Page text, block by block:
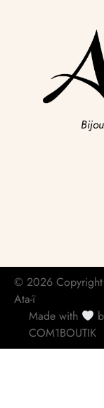
© 2026 Copyright
Ata-ï
Made with
COM1BOUTIK